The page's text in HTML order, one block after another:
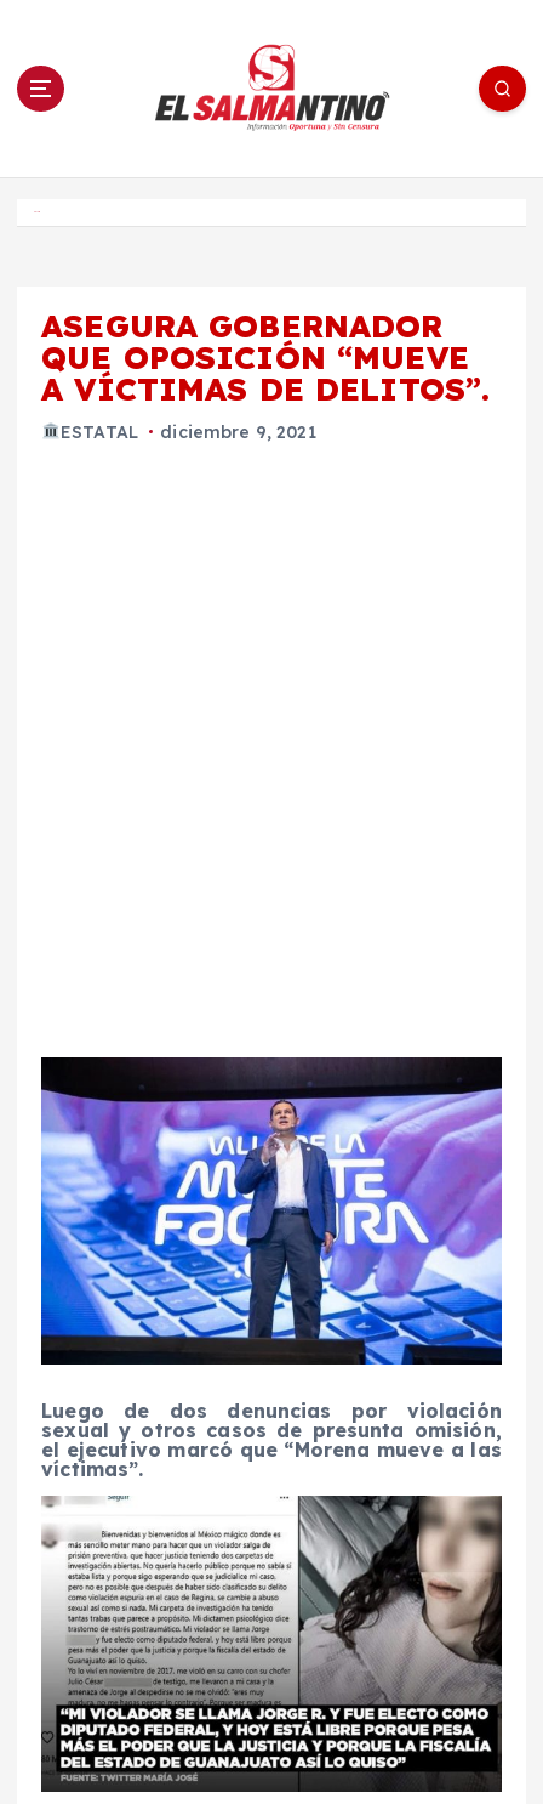
n El Salmantino - medios/noticias/editorial
ASEGURA GOBERNADOR
QUE OPOSICIÓN “MUEVE
A VÍCTIMAS DE DELITOS”.
ESTATAL diciembre 9, 2021
Luego de dos denuncias por violación
sexual y otros casos de presunta omisión,
el ejecutivo marcó que “Morena mueve a las
víctimas”.